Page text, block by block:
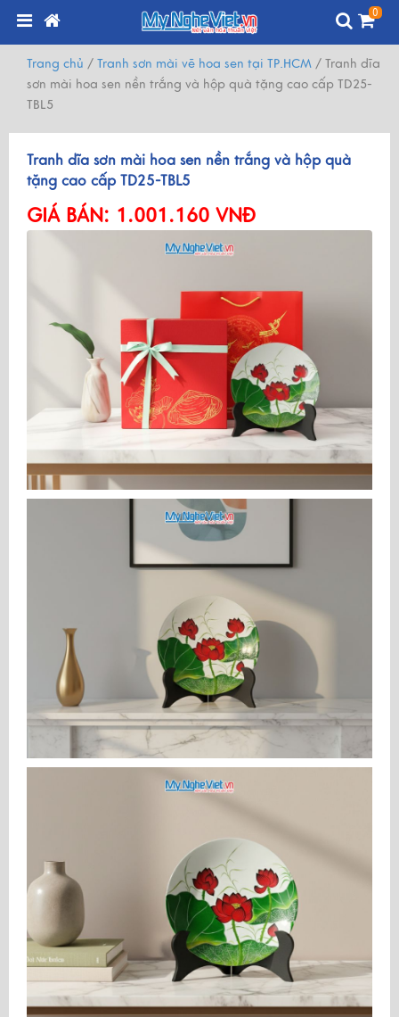
0
Trang chủ / Tranh sơn mài vẽ hoa sen tại TP.HCM / Tranh dĩa
sơn mài hoa sen nền trắng và hộp quà tặng cao cấp TD25-
TBL5
Tranh dĩa sơn mài hoa sen nền trắng và hộp quà
tặng cao cấp TD25-TBL5
GIÁ BÁN: 1.001.160 VNĐ